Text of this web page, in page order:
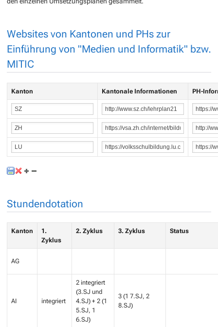
Websites von Kantonen und PHs zur
Einführung von "Medien und Informatik" bzw.
MITIC
Kanton Kantonale Informationen PH-
Stundendotation
Kanton
1.
Zyklus
2. Zyklus 3. Zyklus Status
AG
AI integriert
2 integriert
(3.SJ und
4.SJ) + 2 (1
5.SJ, 1
6.SJ)
3 (1 7.SJ, 2
8.SJ)